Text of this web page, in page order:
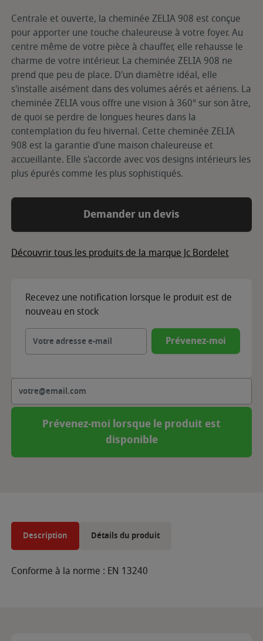
Centrale et ouverte, la cheminée ZELIA 908 est conçue
pour apporter une touche chaleureuse à votre foyer. Au
centre même de votre pièce à chauffer, elle rehausse le
charme de votre intérieur. La cheminée ZELIA 908 ne
prend que peu de place. D'un diamètre idéal, elle
s'installe aisément dans des volumes aérés et aériens. La
cheminée ZELIA vous offre une vision à 360° sur son âtre,
de quoi se perdre de longues heures dans la
contemplation du feu hivernal. Cette cheminée ZELIA
908 est la garantie d'une maison chaleureuse et
accueillante. Elle s'accorde avec vos designs intérieurs les
plus épurés comme les plus sophistiqués.
Demander un devis
Découvrir tous les produits de la marque Jc Bordelet
Recevez une notification lorsque le produit est de
nouveau en stock
Prévenez-moi
Prévenez-moi lorsque le produit est
disponible
Description Détails du produit
Conforme à la norme : EN 13240